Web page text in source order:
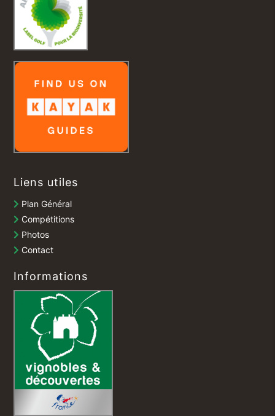
Liens utiles
Plan Général
Compétitions
Photos
Contact
Informations